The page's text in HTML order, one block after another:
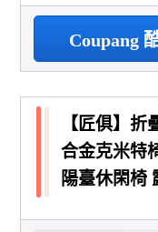
Coupang
【匠俱】
合金克米特
陽臺休閑椅